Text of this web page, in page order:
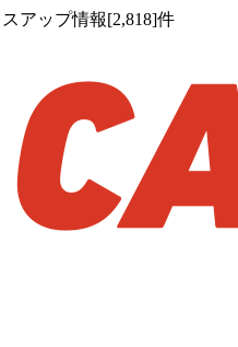
アップ情報[2,818]件